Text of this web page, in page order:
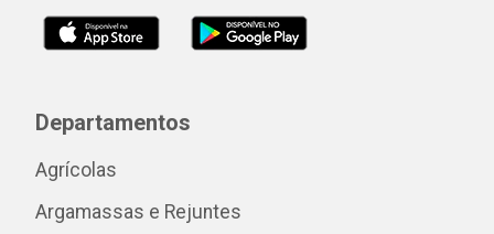
Departamentos
Agrícolas
Argamassas e Rejuntes